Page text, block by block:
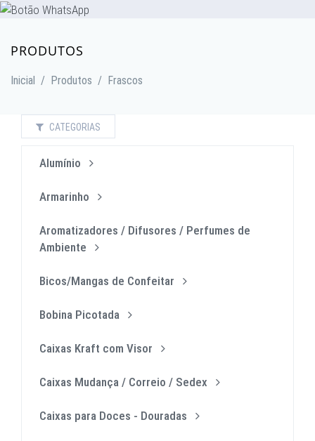
PRODUTOS
Inicial / Produtos / Frascos
CATEGORIAS
Alumínio
Armarinho
Aromatizadores / Difusores / Perfumes de
Ambiente
Bicos/Mangas de Confeitar
Bobina Picotada
Caixas Kraft com Visor
Caixas Mudança / Correio / Sedex
Caixas para Doces - Douradas